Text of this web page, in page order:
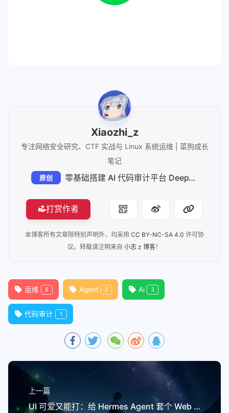
Xiaozhi_z
专注网络安全研究、CTF 实战与 Linux 系统运维 | 菜狗成长
笔记
原创 零基础搭建 AI 代码审计平台 DeepAudit
打赏作者
本博客所有文章除特别声明外，均采用 CC BY-NC-SA 4.0 许可协
议。转载请注明来自 小志 z 博客！
运维 8 Agent 3 Ai 3
代码审计 1
上一篇
UI 可爱又能打：给 Hermes Agent 套个 Web 壳部署实录